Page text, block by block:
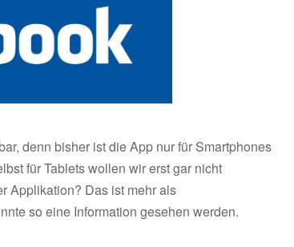
denn bisher ist die App nur für Smartphones
für Tablets wollen wir erst gar nicht
Applikation? Das ist mehr als
so eine Information gesehen werden.